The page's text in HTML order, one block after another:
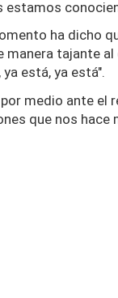
estamos
ha dicho
tajante
está, ya está".
medio ante
que nos